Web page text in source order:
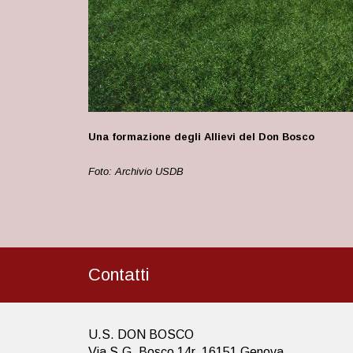
Una formazione degli Allievi del Don Bosco
Foto: Archivio USDB
Contatti
U.S. DON BOSCO